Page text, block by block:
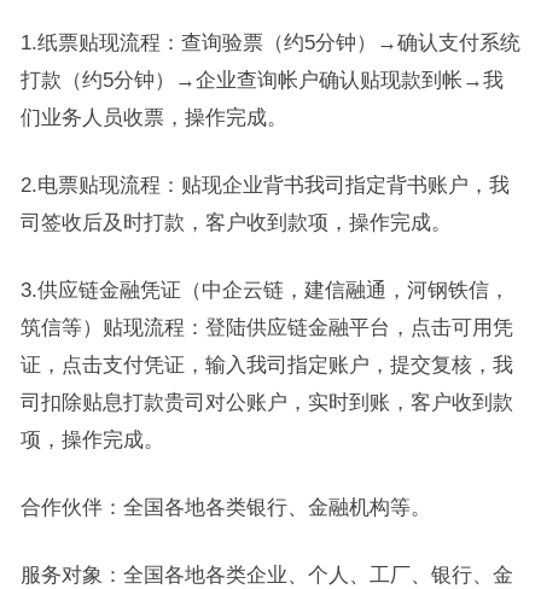
1.纸票贴现流程：查询验票（约5分钟）→确认支付系统
打款（约5分钟）→企业查询帐户确认贴现款到帐→我
们业务人员收票，操作完成。
2.电票贴现流程：贴现企业背书我司指定背书账户，我
司签收后及时打款，客户收到款项，操作完成。
3.供应链金融凭证（中企云链，建信融通，河钢铁信，
筑信等）贴现流程：登陆供应链金融平台，点击可用凭
证，点击支付凭证，输入我司指定账户，提交复核，我
司扣除贴息打款贵司对公账户，实时到账，客户收到款
项，操作完成。
合作伙伴：全国各地各类银行、金融机构等。
服务对象：全国各地各类企业、个人、工厂、银行、金